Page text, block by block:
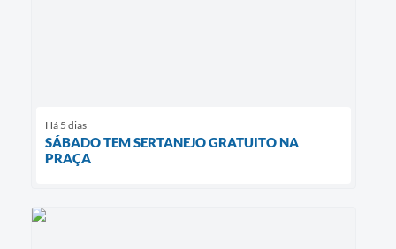
Há 5 dias
SÁBADO TEM SERTANEJO GRATUITO NA
PRAÇA